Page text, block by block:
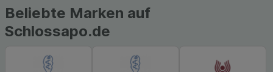
Beliebte Marken auf
Schlossapo.de